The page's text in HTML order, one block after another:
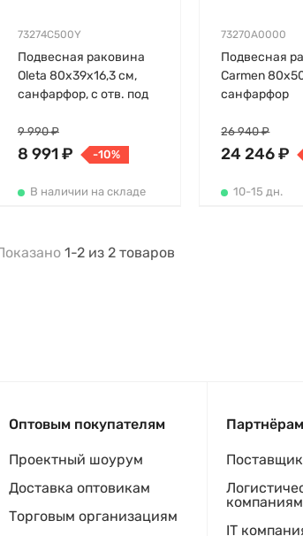
73274C500Y
Подвесная раковина
Oleta 80х39х16,3 см,
санфарфор, с отв. под
8 991 ₽
9 990 ₽
-10%
В наличии на складе
73270A0000
Подвесная
Carmen
санфарфор
24 246 ₽
26 940 ₽
10-15 дн.
1-2 из 2 товаров
Оптовым покупателям
Проектный шоурум
Доставка оптовикам
Торговым организациям
Партнёрам
компаниям
IT